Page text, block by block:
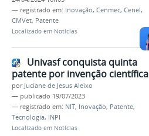
— registrado em: Inovação, Cenmec, Cenel,
CMVet, Patente
Localizado em Notícias
Univasf conquista quinta
patente por invenção científica
por Juciane de Jesus Aleixo
— publicado 19/07/2023
— registrado em: NIT, Inovação, Patente,
Tecnologia, INPI
Localizado em Notícias